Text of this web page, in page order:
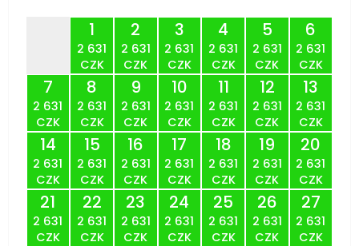
1
2 631
CZK
2
2 631
CZK
3
2 631
CZK
4
2 631
CZK
5
2 631
CZK
6
2 631
CZK
7
2 631
CZK
8
2 631
CZK
9
2 631
CZK
10
2 631
CZK
11
2 631
CZK
12
2 631
CZK
13
2 631
CZK
14
2 631
CZK
15
2 631
CZK
16
2 631
CZK
17
2 631
CZK
18
2 631
CZK
19
2 631
CZK
20
2 631
CZK
21
2 631
CZK
22
2 631
CZK
23
2 631
CZK
24
2 631
CZK
25
2 631
CZK
26
2 631
CZK
27
2 631
CZK